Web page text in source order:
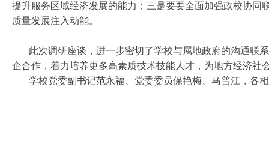
提升服务区域经济发展的能力；三是要要全面加强政校协
质量发展注入动能。
此次调研座谈，进一步密切了学校与属地政府的沟通联
企合作，着力培养更多高素质技术技能人才，为地方经济社
学校党委副书记范永福、党委委员保艳梅、马普江，各